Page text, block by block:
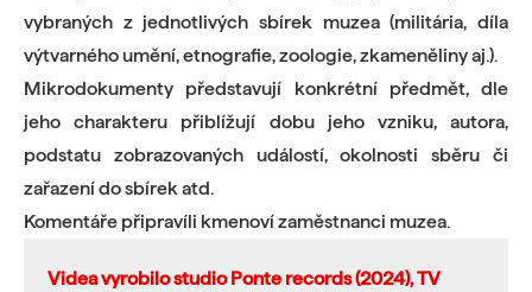
vybraných z jednotlivých sbírek muzea (militária, díla
výtvarného umění, etnografie, zoologie, zkameněliny aj.).
Mikrodokumenty představují konkrétní předmět, dle
jeho charakteru přiblížují dobu jeho vzniku, autora,
podstatu zobrazovaných událostí, okolnosti sběru či
zařazení do sbírek atd.
Komentáře připravíli kmenoví zaměstnanci muzea.
Videa vyrobilo studio Ponte records (2024), TV